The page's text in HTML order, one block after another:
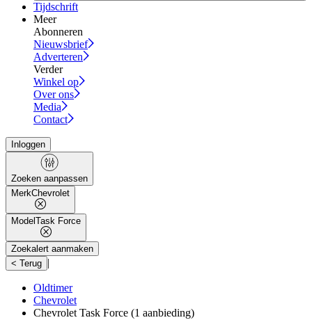
Tijdschrift
Meer
Abonneren
Nieuwsbrief
Adverteren
Verder
Winkel op
Over ons
Media
Contact
Inloggen
Zoeken aanpassen
MerkChevrolet
Model Task Force
Zoekalert aanmaken
< Terug |
Oldtimer
Chevrolet
Chevrolet Task Force (1 aanbieding)